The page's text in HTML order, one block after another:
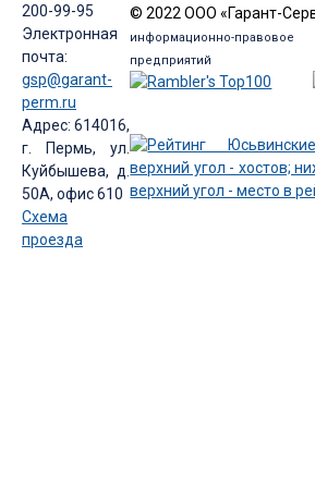
200-99-95
Электронная
почта:
gsp@garant-
perm.ru
Адрес: 614016,
г. Пермь, ул.
Куйбышева, д.
50А, офис 610
Схема
проезда
© 2022 ООО «Гарант-
информационно-
предприятий